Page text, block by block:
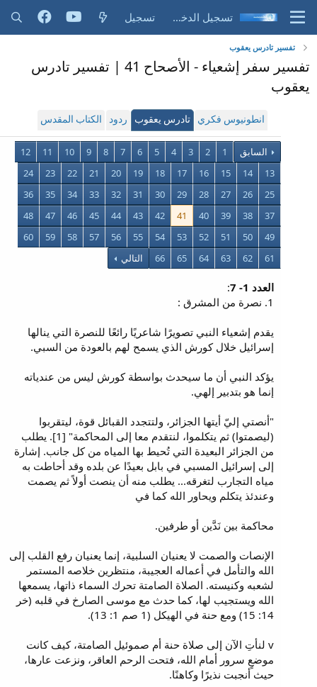
تسجيل الدخول تسجيل
تفسير تادرس يعقوب
تفسير سفر إشعياء - الأصحاح 41 | تفسير تادرس
يعقوب
انطونيوس فكري تادرس يعقوب ردود الكتاب المقدس
السابق 1
2
3
4
5
6
7
8
9
10
11
12
13
14
15
16
17
18
19
20
21
22
23
24
25
26
27
28
29
30
31
32
33
34
35
36
37
38
39
40
41
42
43
44
45
46
47
48
49
50
51
52
53
54
55
56
57
58
59
60
61
62
63
64
65
66 التالي
العدد 1- 7
:
1. نصرة من المشرق :
يقدم إشعياء النبي تصويرًا شاعريًا رائعًا للنصرة التي ينالها
إسرائيل خلال كورش الذي يسمح لهم بالعودة من السبي.
يؤكد النبي أن ما سيحدث بواسطة كورش ليس من عندياته
إنما هو بتدبير إلهي.
"أنصتي إليّ أيتها الجزائر، ولتتجدد القبائل قوة، ليتقربوا
(ليصمتوا) ثم يتكلموا، لنتقدم معا إلى المحاكمة" [1]. يطلب
من الجزائر البعيدة التي تُحيط بها المياه من كل جانب. إشارة
إلى إسرائيل المسبي في بابل بعيدًا عن بلده وقد أحاطت به
مياه التجارب لتغرقه... يطلب منه أن ينصت أولاً ثم يصمت
وعندئذ يتكلم ويحاور الله كما في
محاكمة بين نَدَّين أو طرفين.
الإنصات والصمت لا يعنيان السلبية، إنما يعنيان رفع القلب إلى
الله والتأمل في أعماله العجيبة، منتظرين خلاصه المستمر
لشعبه وكنيسته. الصلاة الصامتة تحرك السماء ذاتها، يسمعها
الله ويستجيب لها، كما حدث مع موسى الصارخ في قلبه (خر
14: 15) ومع حنة في الهيكل (1 صم 1: 13).
v لنأتِ الآن إلى صلاة حنة أم صموئيل الصامتة، كيف كانت
موضعٍ سرور أمام الله، فتحت الرحم العاقر، ونزعت عارها،
حيث أنجبت نذيرًا وكاهنًا.